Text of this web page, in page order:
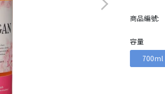
商品編號:
容量
700ml